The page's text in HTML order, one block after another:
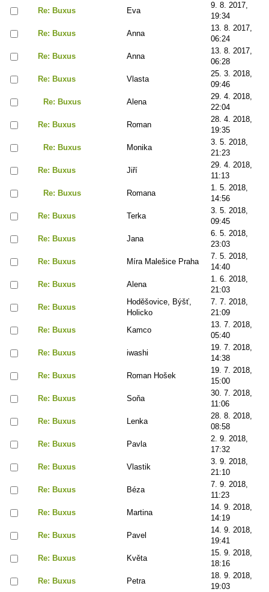
Re: Buxus
Eva
9. 8. 2017,
19:34
Re: Buxus
Anna
13. 8. 2017,
06:24
Re: Buxus
Anna
13. 8. 2017,
06:28
Re: Buxus
Vlasta
25. 3. 2018,
09:46
Re: Buxus
Alena
29. 4. 2018,
22:04
Re: Buxus
Roman
28. 4. 2018,
19:35
Re: Buxus
Monika
3. 5. 2018,
21:23
Re: Buxus
Jiří
29. 4. 2018,
11:13
Re: Buxus
Romana
1. 5. 2018,
14:56
Re: Buxus
Terka
3. 5. 2018,
09:45
Re: Buxus
Jana
6. 5. 2018,
23:03
Re: Buxus
Míra Malešice Praha
7. 5. 2018,
14:40
Re: Buxus
Alena
1. 6. 2018,
21:03
Re: Buxus
Hoděšovice, Býšť,
Holicko
7. 7. 2018,
21:09
Re: Buxus
Kamco
13. 7. 2018,
05:40
Re: Buxus
iwashi
19. 7. 2018,
14:38
Re: Buxus
Roman Hošek
19. 7. 2018,
15:00
Re: Buxus
Soňa
30. 7. 2018,
11:06
Re: Buxus
Lenka
28. 8. 2018,
08:58
Re: Buxus
Pavla
2. 9. 2018,
17:32
Re: Buxus
Vlastik
3. 9. 2018,
21:10
Re: Buxus
Béza
7. 9. 2018,
11:23
Re: Buxus
Martina
14. 9. 2018,
14:19
Re: Buxus
Pavel
14. 9. 2018,
19:41
Re: Buxus
Květa
15. 9. 2018,
18:16
Re: Buxus
Petra
18. 9. 2018,
19:03